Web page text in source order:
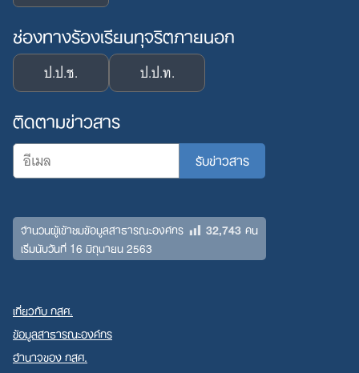
ช่องทางร้องเรียนทุจริตภายนอก
ป.ป.ช. ป.ป.ท.
ติดตามข่าวสาร
จำนวนผู้เข้าชมข้อมูลสาธารณะองค์กร 32,743คน
เริ่มนับวันที่ 16 มิถุนายน 2563
เกี่ยวกับ กสศ.
ข้อมูลสาธารณะองค์กร
อำนาจของ กสศ.